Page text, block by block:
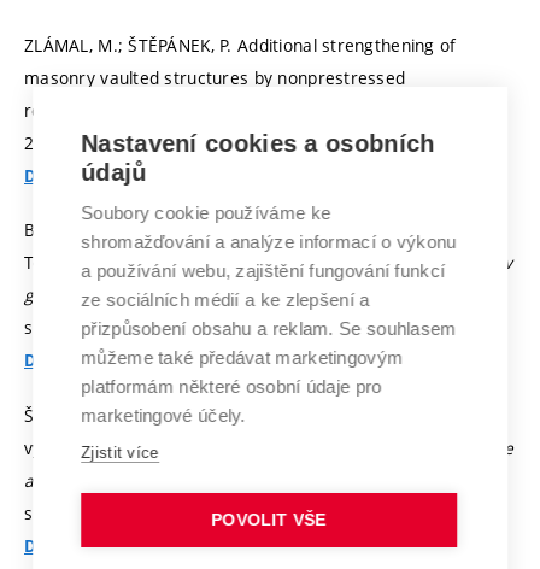
ZLÁMAL, M.; ŠTĚPÁNEK, P. Additional strengthening of
masonry vaulted structures by nonprestressed
reinforcement.
2009, vol. 2, iss. 3,p. 85-90. ISSN: 1899-0142.
Detail
BUREŠ, J.; KRATOCHVÍL, R.; ŠVÁBENSKÝ, O.; WEIGEL, J.
Testování metody RTK na VUT v Brně. InDružicové metody v
geodézii.Brno: ECON Publishing s.r.o., 2006, 2006.
s. 87-93.ISBN: 80-86433-35-8.
Detail
ŠTĚPÁNEK, P. Moderní trvanlivé konstrukce s nekovovou
výztuží. InSborník odborných příspěvků z konference Sanace
a rekonstrukce staveb 2005.
společnost, WTA CZ, 2005.s. 330-335.
Detail
Nastavení cookies a osobních
údajů
Soubory cookie používáme ke
shromažďování a analýze informací o výkonu
a používání webu, zajištění fungování funkcí
ze sociálních médií a ke zlepšení a
přizpůsobení obsahu a reklam. Se souhlasem
můžeme také předávat marketingovým
platformám některé osobní údaje pro
marketingové účely.
Zjistit více
POVOLIT VŠE